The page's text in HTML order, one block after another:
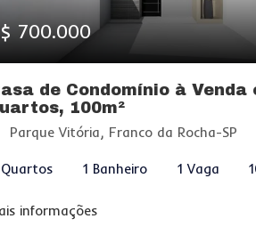
700.000
de Condomínio à Venda
100m²
Parque Vitória, Franco da Rocha-SP
1 Banheiro 1 Vaga
informações